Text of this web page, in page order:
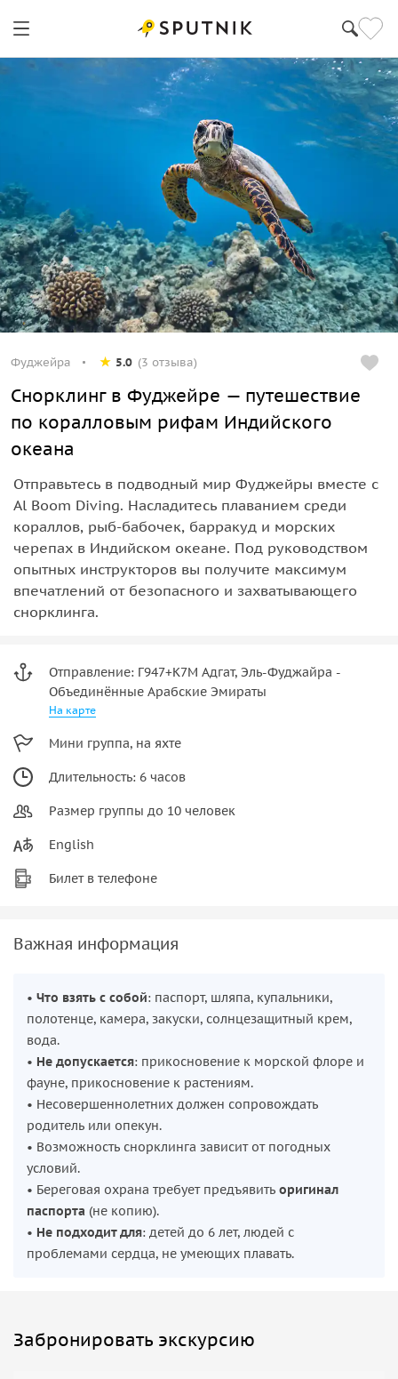
Фуджейра 5.0 (3 отзыва)
Снорклинг в Фуджейре — путешествие
по коралловым рифам Индийского
океана
Отправьтесь в подводный мир Фуджейры вместе с
Al Boom Diving. Насладитесь плаванием среди
кораллов, рыб-бабочек, барракуд и морских
черепах в Индийском океане. Под руководством
опытных инструкторов вы получите максимум
впечатлений от безопасного и захватывающего
снорклинга.
Отправление: Г947+К7М Адгат, Эль-Фуджайра -
Объединённые Арабские Эмираты
На карте
Мини группа, на яхте
Длительность: 6 часов
Размер группы до 10 человек
English
Билет в телефоне
Важная информация
• Что взять с собой: паспорт, шляпа, купальники,
полотенце, камера, закуски, солнцезащитный крем,
вода.
• Не допускается: прикосновение к морской флоре и
фауне, прикосновение к растениям.
• Несовершеннолетних должен сопровождать
родитель или опекун.
• Возможность снорклинга зависит от погодных
условий.
• Береговая охрана требует предъявить оригинал
паспорта (не копию).
• Не подходит для: детей до 6 лет, людей с
проблемами сердца, не умеющих плавать.
Забронировать экскурсию